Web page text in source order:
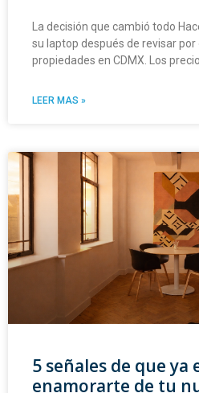
La decisión que cambió todo
su laptop después de revisar
propiedades en CDMX. Los
LEER MAS »
5 señales de que ya
enamorarte de tu